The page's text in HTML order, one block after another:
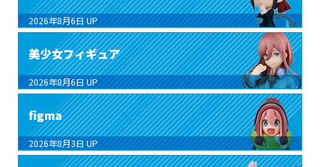
2026年8月6日 UP
美少女フィギュア
2026年8月6日 UP
figma
2026年8月3日 UP